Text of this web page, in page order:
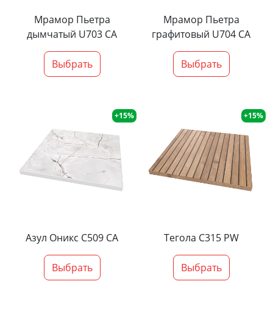
Мрамор Пьетра
дымчатый U703 CA
Выбрать
Мрамор Пьетра
графитовый U704 CA
Выбрать
+15%
Азул Оникс С509 СА
Выбрать
+15%
Тегола С315 PW
Выбрать